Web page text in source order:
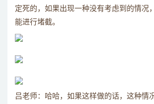
定死的，如果出现一种没有考虑到的情况
能进行堵截。
吕老师：哈哈，如果这样做的话，这种情